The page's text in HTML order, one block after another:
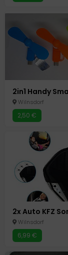
Wilnsdorf
2,50 €
Wilnsdorf
6,99 €